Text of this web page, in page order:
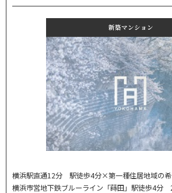
新築マンション
横浜駅直通12分 駅徒歩4分×第一種住居地域の
横浜市営地下鉄ブルーライン「蒔田」駅徒歩4